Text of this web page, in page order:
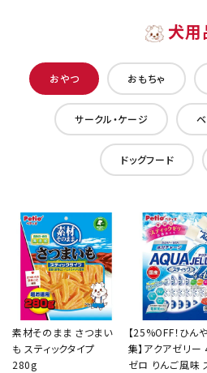
犬用
おやつ おもちゃ
サークル・ケージ
ドッグフード
素材そのまま さつまい
も スティックタイプ
280g
【25%OFF！ひん
集】アクアゼリー
ゼロ りんご風味